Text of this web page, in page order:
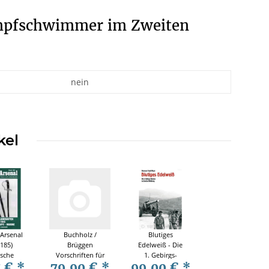
im Zweiten
nein
Buchholz /
Brüggen
Vorschriften für
deutsche
Blutiges
Edelweiß - Die
1. Gebirgs-
Division im